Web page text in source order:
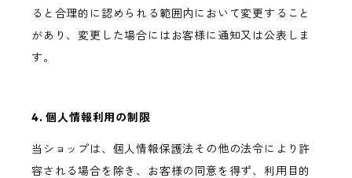
ると合理的に認められる範囲内において変更すること
があり、変更した場合にはお客様に通知又は公表しま
す。
4. 個人情報利用の制限
当ショップは、個人情報保護法その他の法令により許
容される場合を除き、お客様の同意を得ず、利用目的